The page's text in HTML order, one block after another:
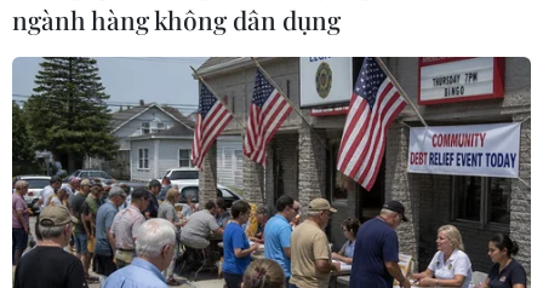
Tuyến phố đi bộ thông minh
đầu tiên ở Cầu Giấy được Hà Nội lựa
chọn thí điểm
09/08/2026 02:51
Dấu mốc quan trọng đưa quan hệ
ngành hàng không dân dụng